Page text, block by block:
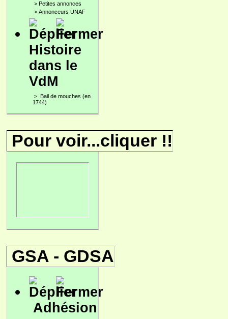
> Petites annonces
> Annonceurs UNAF
Histoire
dans le
VdM
> Bail de mouches (en
1744)
Pour voir...cliquer !!
GSA - GDSA
Adhésion